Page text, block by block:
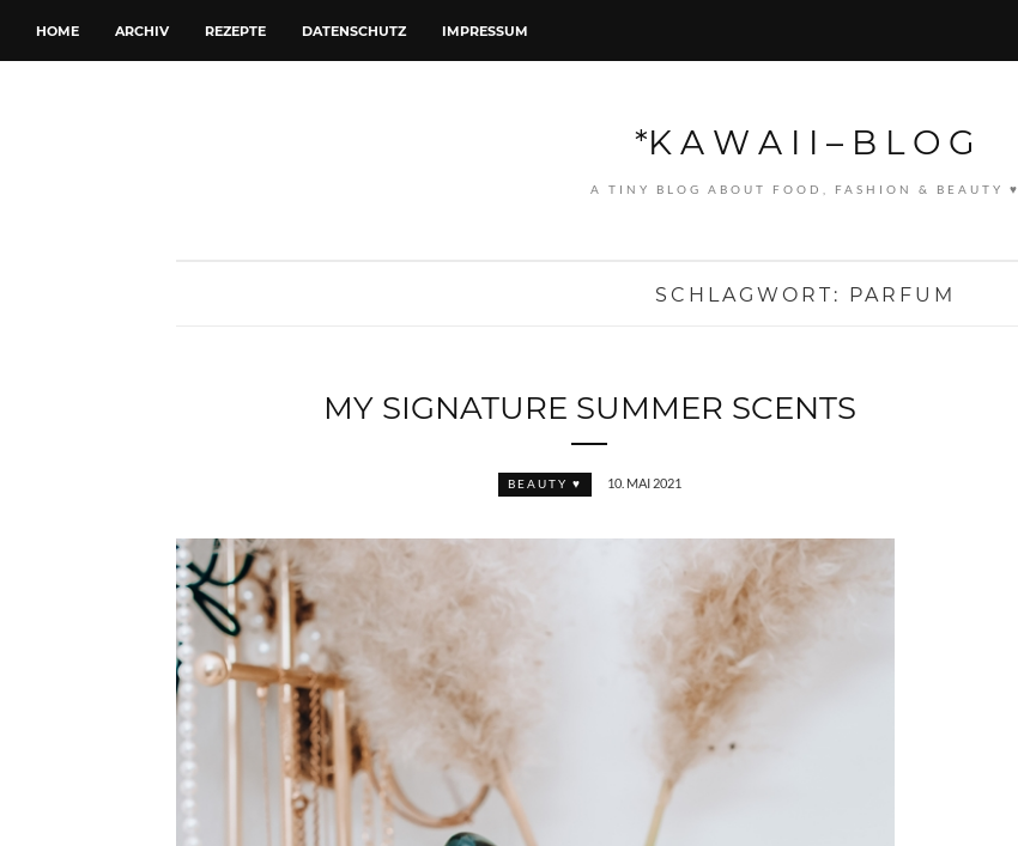
HOME ARCHIV REZEPTE DATENSCHUTZ IMPRESSUM
*K A W A I I – B L O G
A TINY BLOG ABOUT FOOD, FASHION & BEAUTY ♥
SCHLAGWORT: PARFUM
MY SIGNATURE SUMMER SCENTS
BEAUTY ♥ 10. MAI 2021